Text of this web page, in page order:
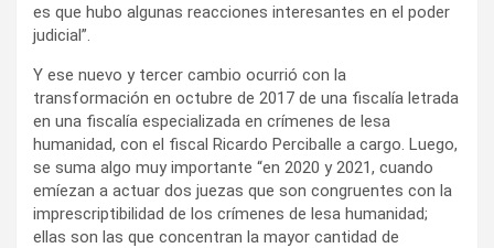
es que hubo algunas reacciones interesantes en el poder
judicial”.
Y ese nuevo y tercer cambio ocurrió con la
transformación en octubre de 2017 de una fiscalía letrada
en una fiscalía especializada en crímenes de lesa
humanidad, con el fiscal Ricardo Perciballe a cargo. Luego,
se suma algo muy importante “en 2020 y 2021, cuando
emíezan a actuar dos juezas que son congruentes con la
imprescriptibilidad de los crímenes de lesa humanidad;
ellas son las que concentran la mayor cantidad de